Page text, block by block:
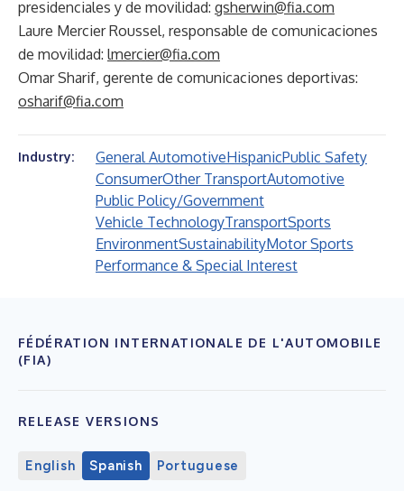
presidenciales y de movilidad: gsherwin@fia.com
Laure Mercier Roussel, responsable de comunicaciones
de movilidad: lmercier@fia.com
Omar Sharif, gerente de comunicaciones deportivas:
osharif@fia.com
Industry: General AutomotiveHispanicPublic Safety
ConsumerOther TransportAutomotive
Public Policy/Government
Vehicle TechnologyTransportSports
EnvironmentSustainabilityMotor Sports
Performance & Special Interest
FÉDÉRATION INTERNATIONALE DE L'AUTOMOBILE
(FIA)
RELEASE VERSIONS
English Spanish Portuguese